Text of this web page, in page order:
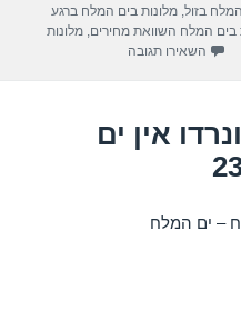
a
m
בזול ,מלונות בים המלח ברגע
בים המלח השוואת מחירים ,מלונות
השאירו תגובה
אין ים
– ים המלח